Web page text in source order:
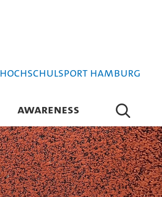
Hochschulsport Hamburg
AWARENESS